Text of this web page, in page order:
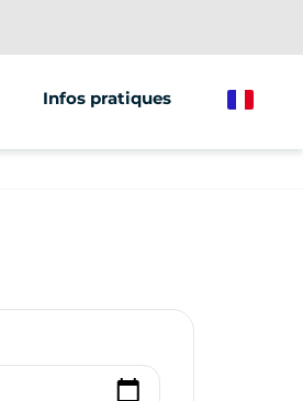
Infos pratiques